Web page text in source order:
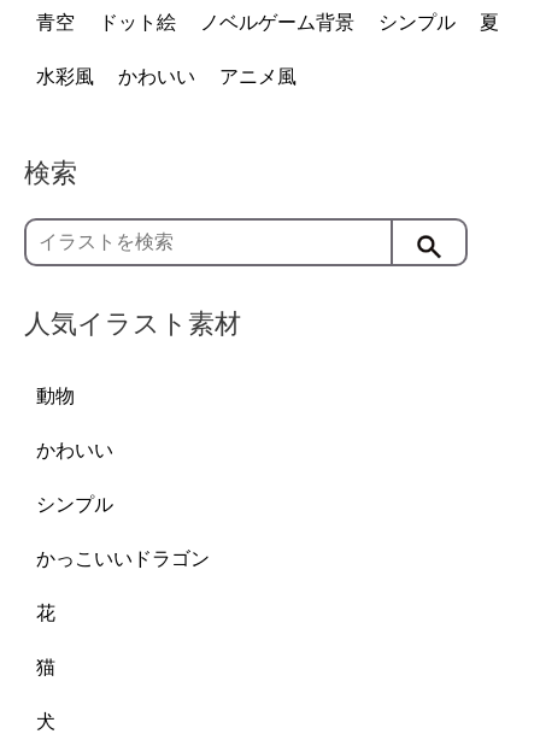
青空 ドット絵 ノベルゲーム背景 シンプル 夏
水彩風 かわいい アニメ風
検索
人気イラスト素材
動物
かわいい
シンプル
かっこいいドラゴン
花
猫
犬